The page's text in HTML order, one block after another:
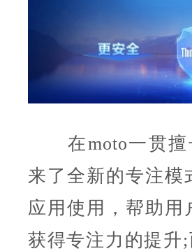
在moto一贯擅
来了全新的专注模
应用使用，帮助
获得专注力的提升